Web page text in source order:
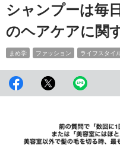
シャンプーは毎
のヘアケアに関
まめ学 ファッション ライフスタイ